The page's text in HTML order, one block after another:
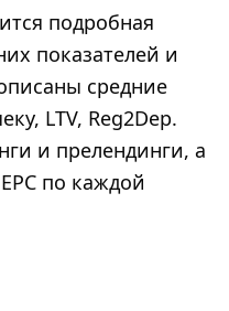
подробная
показателей и
средние
LTV, Reg2Dep.
и прелендинги, а
по каждой